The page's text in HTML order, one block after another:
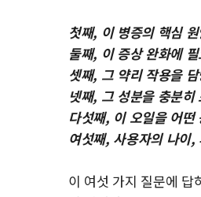
첫째, 이 병증의 핵심
둘째, 이 증상 완화에
셋째, 그 약리 작용을
넷째, 그 성분을 충분
다섯째, 이 오일을 어
여섯째, 사용자의 나이
이 여섯 가지 질문에 답